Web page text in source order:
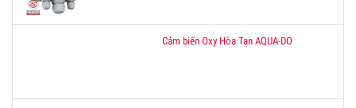
Cảm biến Oxy Hòa Tan AQUA-DO